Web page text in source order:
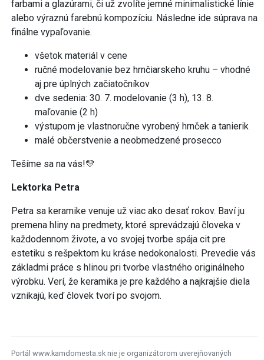
farbami a glazúrami, či už zvolíte jemné minimalistické línie
alebo výraznú farebnú kompozíciu. Následne ide súprava na
finálne vypaľovanie.
všetok materiál v cene
ručné modelovanie bez hrnčiarskeho kruhu – vhodné
aj pre úplných začiatočníkov
dve sedenia: 30. 7. modelovanie (3 h), 13. 8.
maľovanie (2 h)
výstupom je vlastnoručne vyrobený hrnček a tanierik
malé občerstvenie a neobmedzené prosecco
Tešíme sa na vás!💛
Lektorka Petra
Petra sa keramike venuje už viac ako desať rokov. Baví ju
premena hliny na predmety, ktoré sprevádzajú človeka v
každodennom živote, a vo svojej tvorbe spája cit pre
estetiku s rešpektom ku kráse nedokonalosti. Prevedie vás
základmi práce s hlinou pri tvorbe vlastného originálneho
výrobku. Verí, že keramika je pre každého a najkrajšie diela
vznikajú, keď človek tvorí po svojom.
Portál www.kamdomesta.sk nie je organizátorom uverejňovaných